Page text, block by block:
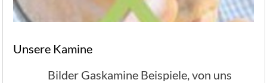
Unsere Kamine
Bilder Gaskamine Beispiele, von uns